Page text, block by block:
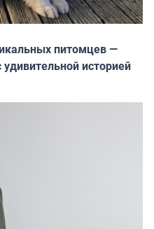
питомцев —
историей